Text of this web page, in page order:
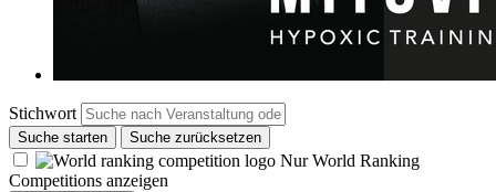
Stichwort
Suche starten Suche zurücksetzen
Nur World Ranking
Competitions anzeigen